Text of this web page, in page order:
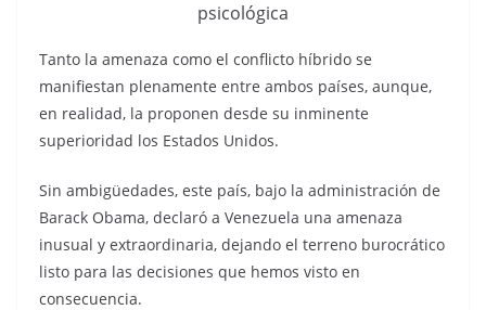
psicológica
Tanto la amenaza como el conflicto híbrido se
manifiestan plenamente entre ambos países, aunque,
en realidad, la proponen desde su inminente
superioridad los Estados Unidos.
Sin ambigüedades, este país, bajo la administración de
Barack Obama, declaró a Venezuela una amenaza
inusual y extraordinaria, dejando el terreno burocrático
listo para las decisiones que hemos visto en
consecuencia.